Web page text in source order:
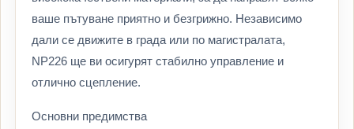
ваше пътуване приятно и безгрижно. Независимо
дали се движите в града или по магистралата,
NP226 ще ви осигурят стабилно управление и
отлично сцепление.
Основни предимства